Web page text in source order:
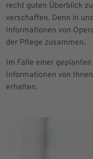
recht guten Überblick
verschaffen. Denn in
Informationen von
der Pflege zusammen.
Im Falle einer
Informationen von
erhalten.